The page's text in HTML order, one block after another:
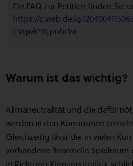
Ein FAQ zur Petition finden Sie
https://c.web.de/
TVqwkY8jpnhc1w
Warum ist das wichtig?
Klimaneutralität und die dafür
werden in den Kommunen
Gleichzeitig lässt der in vielen
vorhandene finanzielle Spielraum